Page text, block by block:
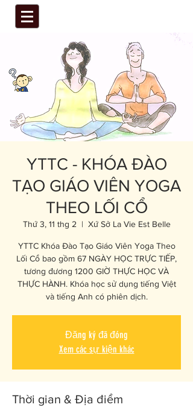
YTTC - KHÓA ĐÀO
TẠO GIÁO VIÊN YOGA
THEO LỐI CỔ
Thứ 3, 11 thg 2
  |
Xứ Sở La Vie Est Belle
YTTC Khóa Đào Tạo Giáo Viên Yoga Theo
Lối Cổ bao gồm 67 NGÀY HỌC TRỰC TIẾP,
tương đương 1200 GIỜ THỰC HỌC VÀ
THỰC HÀNH. Khóa học sử dụng tiếng Việt
và tiếng Anh có phiên dịch.
Đăng ký đã đóng
Xem các sự kiện khác
Thời gian & Địa điểm